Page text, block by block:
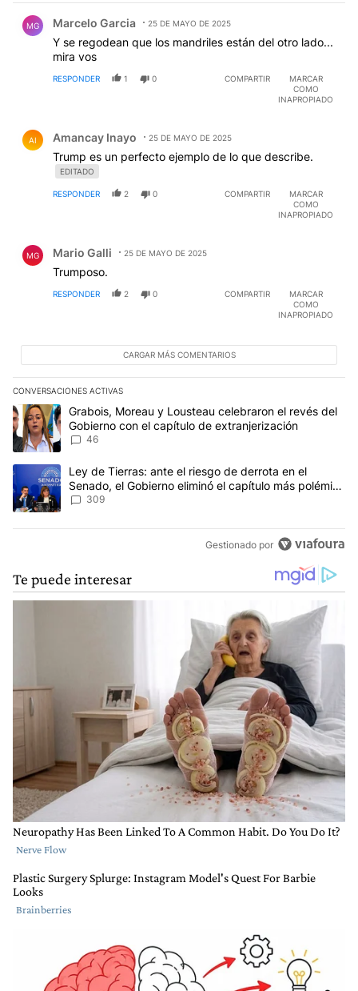
MG Marcelo Garcia 25 DE MAYO DE 2025
Y se regodean que los mandriles están del otro lado...
mira vos
RESPONDER 1 0 COMPARTIR
MARCAR
COMO
INAPROPIADO
AI Amancay Inayo 25 DE MAYO DE 2025
Trump es un perfecto ejemplo de lo que describe.
EDITADO
RESPONDER 2 0 COMPARTIR
MARCAR
COMO
INAPROPIADO
MG Mario Galli 25 DE MAYO DE 2025
Trumposo.
RESPONDER 2 0 COMPARTIR
MARCAR
COMO
INAPROPIADO
CARGAR MÁS COMENTARIOS
CONVERSACIONES ACTIVAS
Este listado muestra los artículos con más comentarios en los
Un artículo de tendencia con el título "Grabois, Moreau y
Grabois, Moreau y Lousteau celebraron el revés del
Gobierno con el capítulo de extranjerización
46
Un artículo de tendencia con el título "Ley de Tierras: ante el
Ley de Tierras: ante el riesgo de derrota en el
Senado, el Gobierno eliminó el capítulo más polémico
del proyecto
309
Gestionado por